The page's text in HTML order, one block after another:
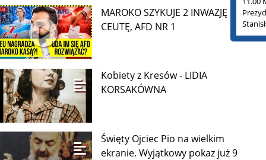
MAROKO SZYKUJE 2 INWAZJĘ NA
CEUTĘ, AFD NR 1
Kobiety z Kresów - LIDIA
KORSAKÓWNA
Święty Ojciec Pio na wielkim
ekranie. Wyjątkowy pokaz już 9